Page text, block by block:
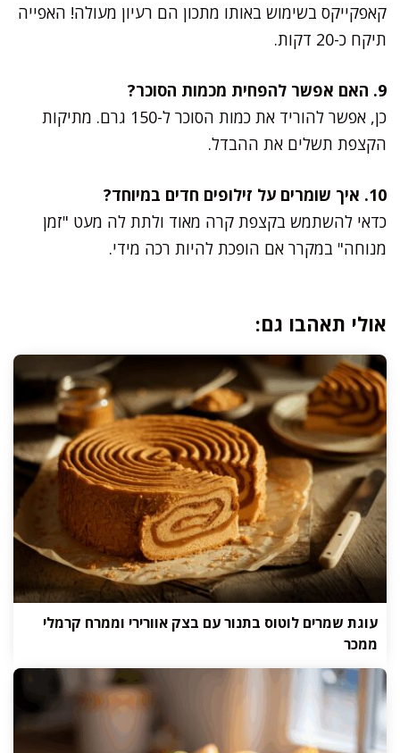
קאפקייקס בשימוש באותו מתכון הם רעיון מעולה! האפייה
תיקח כ-20 דקות.
9. האם אפשר להפחית מכמות הסוכר?
כן, אפשר להוריד את כמות הסוכר ל-150 גרם. מתיקות
הקצפת תשלים את ההבדל.
10. איך שומרים על זילופים חדים במיוחד?
כדאי להשתמש בקצפת קרה מאוד ולתת לה מעט "זמן
מנוחה" במקרר אם הופכת להיות רכה מידי.
אולי תאהבו גם:
עוגת שמרים לוטוס בתנור עם בצק אוורירי וממרח קרמלי
ממכר